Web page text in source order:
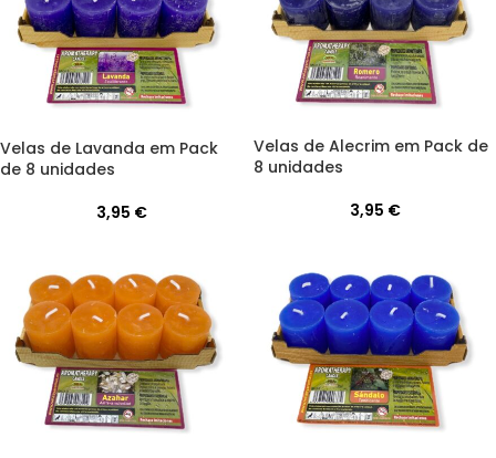
Velas de Lavanda em Pack
de 8 unidades
3,95 €
Velas de Alecrim em Pack de
8 unidades
3,95 €